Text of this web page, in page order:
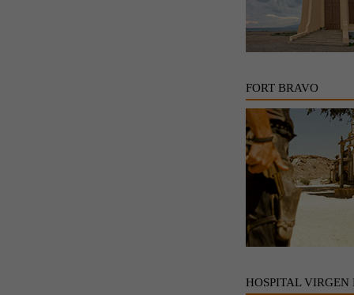
FORT BRAVO
HOSPITAL VIRGEN